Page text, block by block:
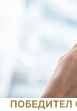
ПОБЕДИТЕЛ